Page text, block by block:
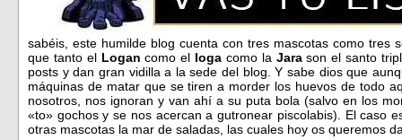
sabéis, este humilde blog cuenta con tres mascotas como tres
que tanto el Logan como el Ioga como la Jarason el santo
posts y dan gran vidilla a la sede del blog. Y sabe dios que
máquinas de matar que se tiren a morder los huevos de todo
nosotros, nos ignoran y van ahí a su puta bola (salvo en los
«to» gochos y se nos acercan a gutronear piscolabis). El caso
otras mascotas la mar de saladas, las cuales hoy os queremos